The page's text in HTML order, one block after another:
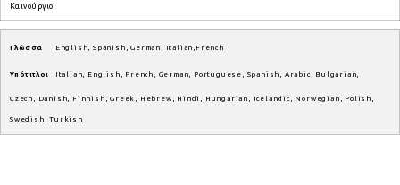
Καινούργιο
Γλώσσα English, Spanish, German, Italian,French
Υπότιτλοι Italian, English, French, German, Portuguese, Spanish, Arabic, Bulgarian,
Czech, Danish, Finnish, Greek, Hebrew, Hindi, Hungarian, Icelandic, Norwegian, Polish,
Swedish, Turkish